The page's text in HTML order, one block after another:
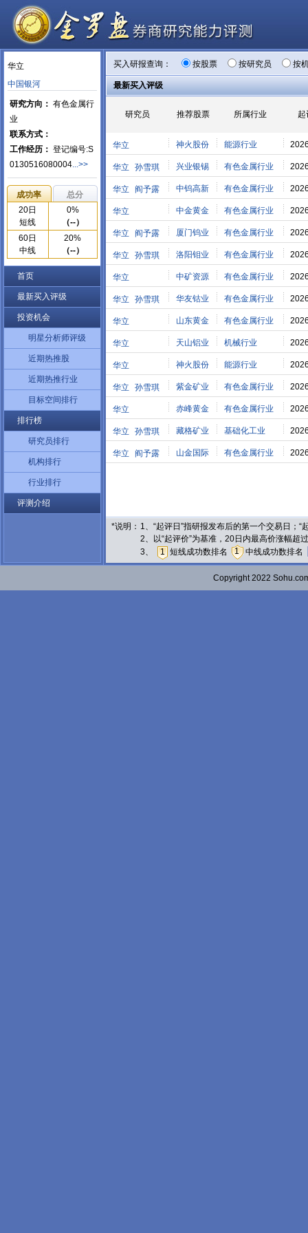
华立
中国银河
研究方向： 有色金属行
业
联系方式：
工作经历： 登记编号:S
0130516080004...>>
成功率
总分
20日
短线
0%
（--）
60日
中线
20%
（--）
首页
最新买入评级
投资机会
明星分析师评级
近期热推股
近期热推行业
目标空间排行
排行榜
研究员排行
机构排行
行业排行
评测介绍
买入研报查询： 按股票 按研究员 按
最新买入评级
研究员 推荐股票 所属行业
华立 神火股份 能源行业
华立 孙雪琪 兴业银锡 有色金属行业
华立 阎予露 中钨高新 有色金属行业
华立 中金黄金 有色金属行业
华立 阎予露 厦门钨业 有色金属行业
华立 孙雪琪 洛阳钼业 有色金属行业
华立 中矿资源 有色金属行业
华立 孙雪琪 华友钴业 有色金属行业
华立 山东黄金 有色金属行业
华立 天山铝业 机械行业
华立 神火股份 能源行业
华立 孙雪琪 紫金矿业 有色金属行业
华立 赤峰黄金 有色金属行业
华立 孙雪琪 藏格矿业 基础化工业
华立 阎予露 山金国际 有色金属行业
*说明： 1、“起评日”指研报发布后的第一个交易日；
2、以“起评价”为基准，20日内最高价涨幅
3、
1 短线成功数排名 1 中线成功数排名
Copyright 2022